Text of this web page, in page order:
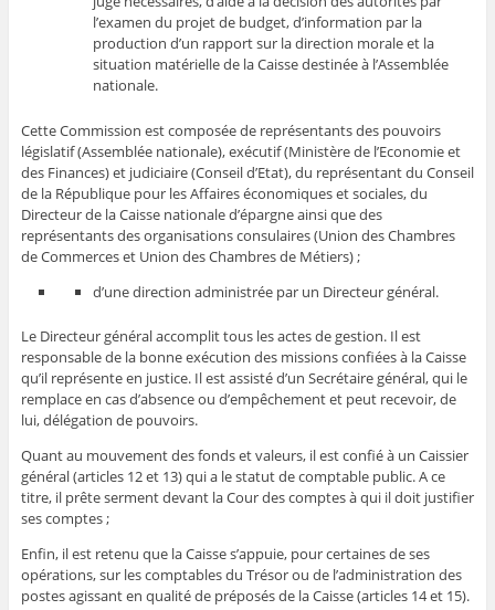
l’examen du projet de budget, d’information par la
production d’un rapport sur la direction morale et la
situation matérielle de la Caisse destinée à l’Assemblée
nationale.
Cette Commission est composée de représentants des pouvoirs
législatif (Assemblée nationale), exécutif (Ministère de l’Economie et
des Finances) et judiciaire (Conseil d’Etat), du représentant du Conseil
de la République pour les Affaires économiques et sociales, du
Directeur de la Caisse nationale d’épargne ainsi que des
représentants des organisations consulaires (Union des Chambres
de Commerces et Union des Chambres de Métiers) ;
d’une direction administrée par un Directeur général.
Le Directeur général accomplit tous les actes de gestion. Il est
responsable de la bonne exécution des missions confiées à la Caisse
qu’il représente en justice. Il est assisté d’un Secrétaire général, qui le
remplace en cas d’absence ou d’empêchement et peut recevoir, de
lui, délégation de pouvoirs.
Quant au mouvement des fonds et valeurs, il est confié à un Caissier
général (articles 12 et 13) qui a le statut de comptable public. A ce
titre, il prête serment devant la Cour des comptes à qui il doit justifier
ses comptes ;
Enfin, il est retenu que la Caisse s’appuie, pour certaines de ses
opérations, sur les comptables du Trésor ou de l’administration des
postes agissant en qualité de préposés de la Caisse (articles 14 et 15).